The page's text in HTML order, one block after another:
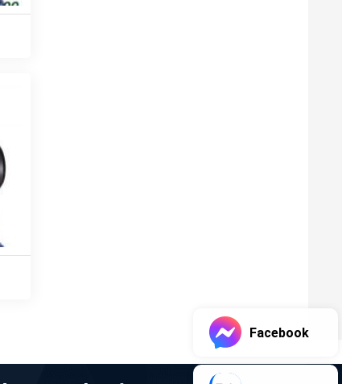
Facebook